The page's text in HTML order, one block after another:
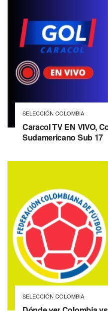
SELECCIÓN COLOMBIA
Caracol TV EN VIVO,
Sudamericano Sub 17
SELECCIÓN COLOMBIA